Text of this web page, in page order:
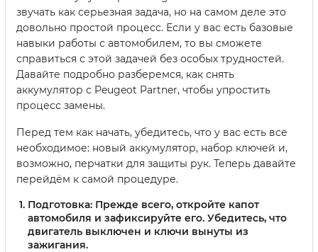
звучать как серьезная задача, но на самом деле это
довольно простой процесс. Если у вас есть базовые
навыки работы с автомобилем, то вы сможете
справиться с этой задачей без особых трудностей.
Давайте подробно разберемся, как снять
аккумулятор с Peugeot Partner, чтобы упростить
процесс замены.
Перед тем как начать, убедитесь, что у вас есть все
необходимое: новый аккумулятор, набор ключей и,
возможно, перчатки для защиты рук. Теперь давайте
перейдём к самой процедуре.
Подготовка: Прежде всего, откройте капот
автомобиля и зафиксируйте его. Убедитесь, что
двигатель выключен и ключи вынуты из
зажигания.